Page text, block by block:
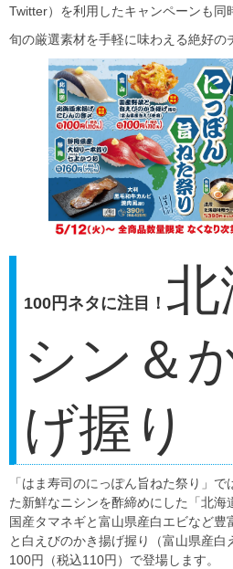
Twitter）を利用したキャンペーンも同
旬の厳選素材を手軽に味わえる絶好の
100円ネタに注目！ 北
シン＆
げ握り
「はま寿司のにっぽん旨ねた祭り」
た新鮮なニシンを酢締めにした「北海
国産タマネギと富山県産白エビなど
と白えびのかき揚げ握り（富山県産白
100円（税込110円）で登場します。